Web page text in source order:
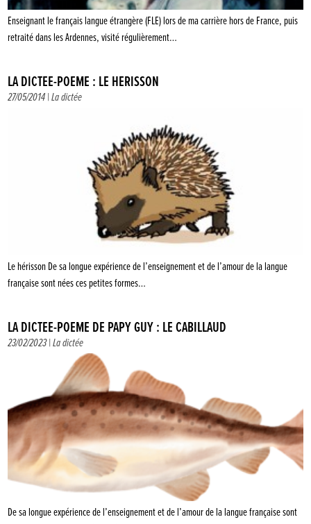
Enseignant le français langue étrangère (FLE) lors de ma carrière hors de France, puis
retraité dans les Ardennes, visité régulièrement…
LA DICTÉE-POÈME : LE HÉRISSON
27/05/2014 |La dictée
Le hérisson De sa longue expérience de l’enseignement et de l’amour de la langue
française sont nées ces petites formes…
LA DICTÉE-POÈME DE PAPY GUY : LE CABILLAUD
23/02/2023 |La dictée
De sa longue expérience de l’enseignement et de l’amour de la langue française sont